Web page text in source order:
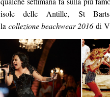
isole delle Antille, St Barts,
la collezione beachwear 2016di